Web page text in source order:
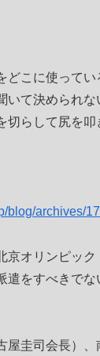
どこに使ってい
いて決められ
切らして尻を
blog/archives/
京オリンピック
遣をすべきで
屋圭司会長）